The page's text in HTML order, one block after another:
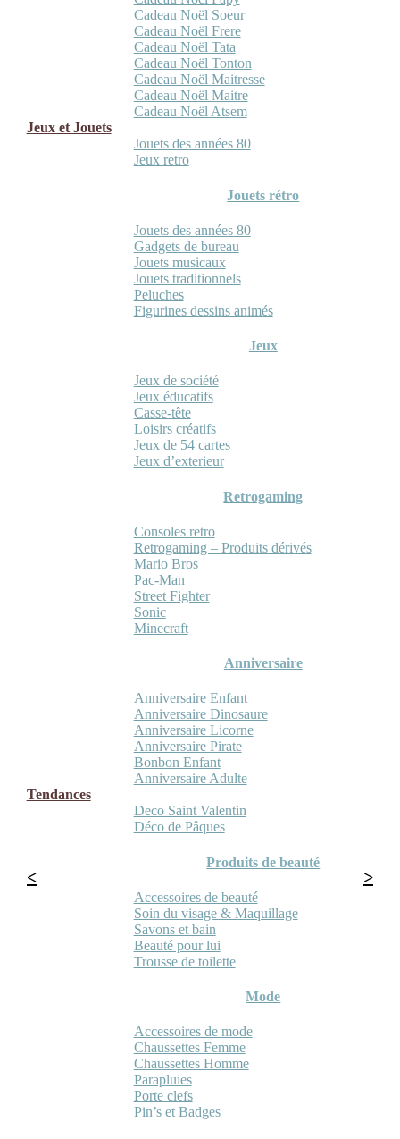
Cadeau Noël Soeur
Cadeau Noël Frere
Cadeau Noël Tata
Cadeau Noël Tonton
Cadeau Noël Maitresse
Cadeau Noël Maitre
Cadeau Noël Atsem
Jeux et Jouets
Jouets des années 80
Jeux retro
Jouets rétro
Jouets des années 80
Gadgets de bureau
Jouets musicaux
Jouets traditionnels
Peluches
Figurines dessins animés
Jeux
Jeux de société
Jeux éducatifs
Casse-tête
Loisirs créatifs
Jeux de 54 cartes
Jeux d’exterieur
Retrogaming
Consoles retro
Retrogaming – Produits dérivés
Mario Bros
Pac-Man
Street Fighter
Sonic
Minecraft
Anniversaire
Anniversaire Enfant
Anniversaire Dinosaure
Anniversaire Licorne
Anniversaire Pirate
Bonbon Enfant
Anniversaire Adulte
Tendances
Deco Saint Valentin
Déco de Pâques
Produits de beauté
Accessoires de beauté
Soin du visage & Maquillage
Savons et bain
Beauté pour lui
Trousse de toilette
Mode
Accessoires de mode
Chaussettes Femme
Chaussettes Homme
Parapluies
Porte clefs
Pin’s et Badges